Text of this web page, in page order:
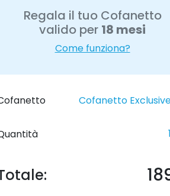
Regala il tuo Cofanetto
valido per 18 mesi
Come funziona?
Cofanetto
1